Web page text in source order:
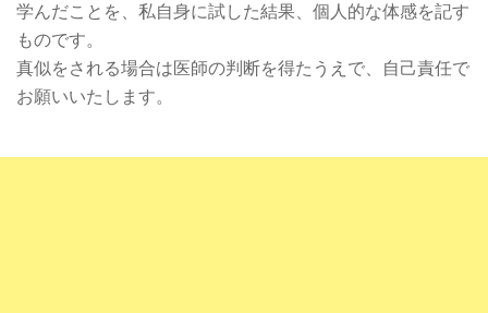
学んだことを、私自身に試した結果、個人的な体感を記す
ものです。
真似をされる場合は医師の判断を得たうえで、自己責任で
お願いいたします。